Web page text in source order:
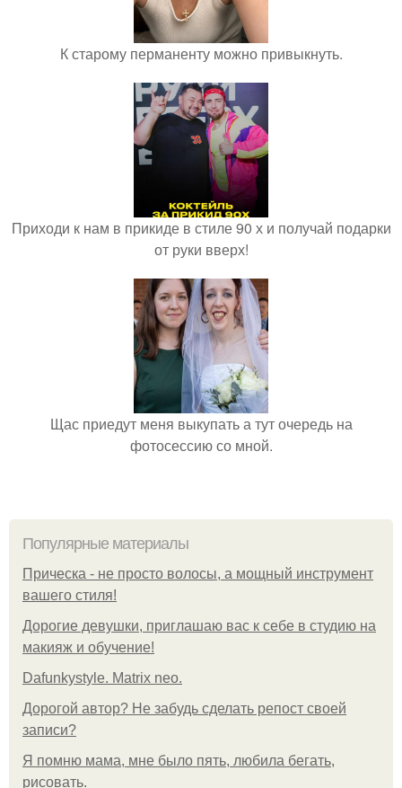
К старому перманенту можно привыкнуть.
Приходи к нам в прикиде в стиле 90 х и получай подарки
от руки вверх!
Щас приедут меня выкупать а тут очередь на
фотосессию со мной.
Популярные материалы
Прическа - не просто волосы, а мощный инструмент
вашего стиля!
Дорогие девушки, приглашаю вас к себе в студию на
макияж и обучение!
Dafunkystyle. Matrix neo.
Дорогой автор? Не забудь сделать репост своей
записи?
Я помню мама, мне было пять, любила бегать,
рисовать.